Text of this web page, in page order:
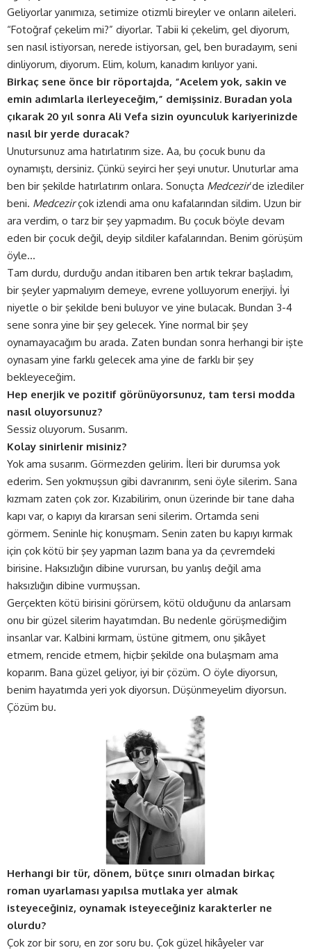
Geliyorlar yanımıza, setimize otizmli bireyler ve onların aileleri.
“Fotoğraf çekelim mi?” diyorlar. Tabii ki çekelim, gel diyorum,
sen nasıl istiyorsan, nerede istiyorsan, gel, ben buradayım, seni
dinliyorum, diyorum. Elim, kolum, kanadım kırılıyor yani.
Birkaç sene önce bir röportajda, “Acelem yok, sakin ve
emin adımlarla ilerleyeceğim,” demişsiniz. Buradan yola
çıkarak 20 yıl sonra Ali Vefa sizin oyunculuk kariyerinizde
nasıl bir yerde duracak?
Unutursunuz ama hatırlatırım size. Aa, bu çocuk bunu da
oynamıştı, dersiniz. Çünkü seyirci her şeyi unutur. Unuturlar ama
ben bir şekilde hatırlatırım onlara. Sonuçta Medcezir’de izlediler
beni. Medcezirçok izlendi ama onu kafalarından sildim. Uzun bir
ara verdim, o tarz bir şey yapmadım. Bu çocuk böyle devam
eden bir çocuk değil, deyip sildiler kafalarından. Benim görüşüm
öyle…
Tam durdu, durduğu andan itibaren ben artık tekrar başladım,
bir şeyler yapmalıyım demeye, evrene yolluyorum enerjiyi. İyi
niyetle o bir şekilde beni buluyor ve yine bulacak. Bundan 3-4
sene sonra yine bir şey gelecek. Yine normal bir şey
oynamayacağım bu arada. Zaten bundan sonra herhangi bir işte
oynasam yine farklı gelecek ama yine de farklı bir şey
bekleyeceğim.
Hep enerjik ve pozitif görünüyorsunuz, tam tersi modda
nasıl oluyorsunuz?
Sessiz oluyorum. Susarım.
Kolay sinirlenir misiniz?
Yok ama susarım. Görmezden gelirim. İleri bir durumsa yok
ederim. Sen yokmuşsun gibi davranırım, seni öyle silerim. Sana
kızmam zaten çok zor. Kızabilirim, onun üzerinde bir tane daha
kapı var, o kapıyı da kırarsan seni silerim. Ortamda seni
görmem. Seninle hiç konuşmam. Senin zaten bu kapıyı kırmak
için çok kötü bir şey yapman lazım bana ya da çevremdeki
birisine. Haksızlığın dibine vurursan, bu yanlış değil ama
haksızlığın dibine vurmuşsan.
Gerçekten kötü birisini görürsem, kötü olduğunu da anlarsam
onu bir güzel silerim hayatımdan. Bu nedenle görüşmediğim
insanlar var. Kalbini kırmam, üstüne gitmem, onu şikâyet
etmem, rencide etmem, hiçbir şekilde ona bulaşmam ama
koparım. Bana güzel geliyor, iyi bir çözüm. O öyle diyorsun,
benim hayatımda yeri yok diyorsun. Düşünmeyelim diyorsun.
Çözüm bu.
Herhangi bir tür, dönem, bütçe sınırı olmadan birkaç
roman uyarlaması yapılsa mutlaka yer almak
isteyeceğiniz, oynamak isteyeceğiniz karakterler ne
olurdu?
Çok zor bir soru, en zor soru bu. Çok güzel hikâyeler var